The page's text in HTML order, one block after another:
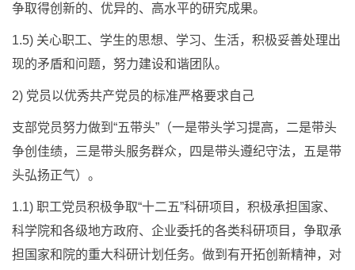
争取得创新的、优异的、高水平的研究成果。
1.5) 关心职工、学生的思想、学习、生活，积极妥善处理出
现的矛盾和问题，努力建设和谐团队。
2) 党员以优秀共产党员的标准严格要求自己
支部党员努力做到“五带头”（一是带头学习提高，二是带头
争创佳绩，三是带头服务群众，四是带头遵纪守法，五是带
头弘扬正气）。
1.1) 职工党员积极争取“十二五”科研项目，积极承担国家、
科学院和各级地方政府、企业委托的各类科研项目，争取承
担国家和院的重大科研计划任务。做到有开拓创新精神，对